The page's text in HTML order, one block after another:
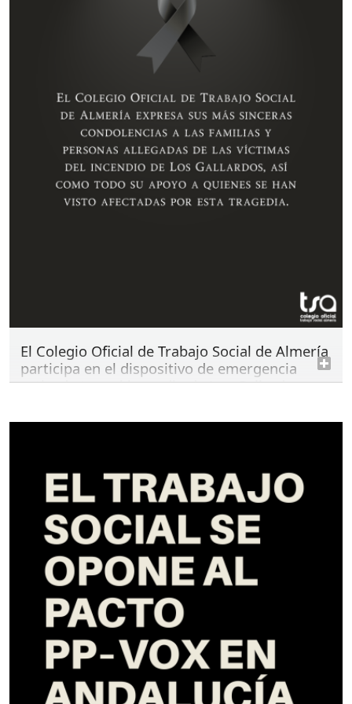
el compromiso del Colegio con la formación
continua y la especialización profesional.
El Colegio Oficial de Trabajo Social de Almería
participa en el dispositivo de emergencia
activado tras el incendio de Los Gallardos
movilizar a profesionales especializadas para
atender las necesidades sociales derivadas de esta
tragedia.